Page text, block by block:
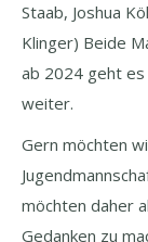
Staab, Joshua
Klinger) Beide
ab 2024 geht es
weiter.
Gern möchten
möchten daher
Gedanken zu